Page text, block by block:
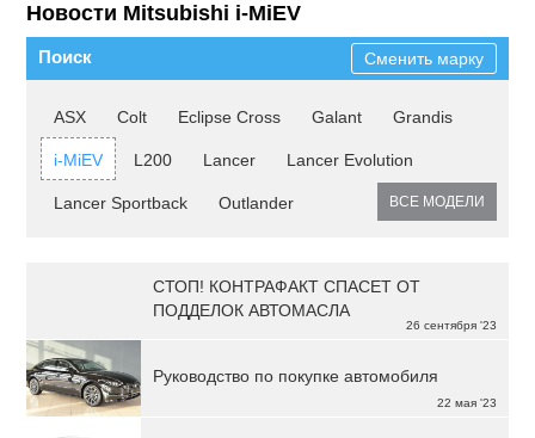
Новости Mitsubishi i-MiEV
Поиск Сменить марку
ASX Colt Eclipse Cross Galant Grandis
i-MiEV L200 Lancer Lancer Evolution
Lancer Sportback Outlander ВСЕ МОДЕЛИ
26 сентября '23
СТОП! КОНТРАФАКТ СПАСЕТ ОТ
ПОДДЕЛОК АВТОМАСЛА
22 мая '23
Руководство по покупке автомобиля